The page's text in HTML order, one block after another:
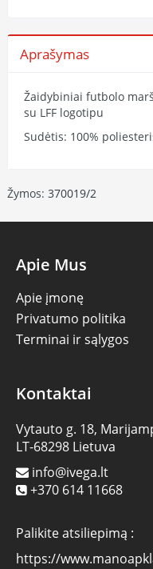
Aprašymas
Žaidybiniai futbolo
su LFF logotipu
Sudėtis: 100%
Žymos: 370019/2
Apie Mus
Apie įmonę
Privatumo politika
Terminai ir sąlygos
Kontaktai
Vytauto g. 18,
LT-68298 Lietuva
info@ivega.lt
+370 614 11668
Palikite atsiliepimą :
https://